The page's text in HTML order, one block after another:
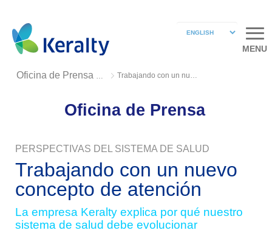
MENU
Oficina de Prensa 2018 Trabajando con un nuevo concepto de atención
Oficina de Prensa
PERSPECTIVAS DEL SISTEMA DE SALUD
Trabajando con un nuevo
concepto de atención
La empresa Keralty explica por qué nuestro
sistema de salud debe evolucionar